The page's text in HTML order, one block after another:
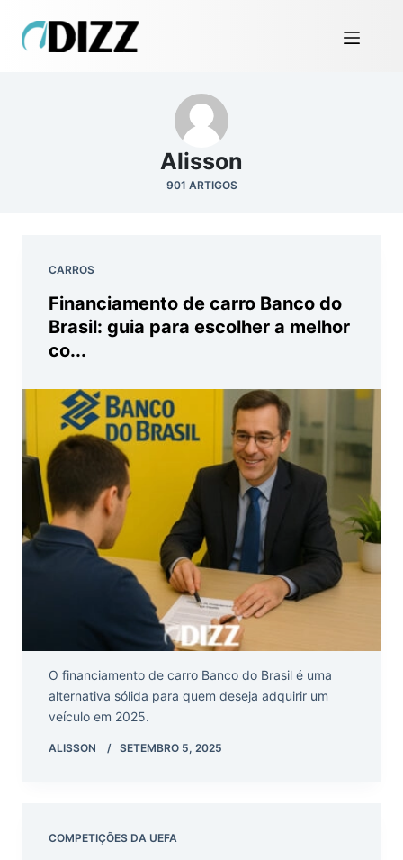
Alisson
901 ARTIGOS
CARROS
Financiamento de carro Banco do
Brasil: guia para escolher a melhor
co...
O financiamento de carro Banco do Brasil é uma
alternativa sólida para quem deseja adquirir um
veículo em 2025.
ALISSON SETEMBRO 5, 2025
COMPETIÇÕES DA UEFA